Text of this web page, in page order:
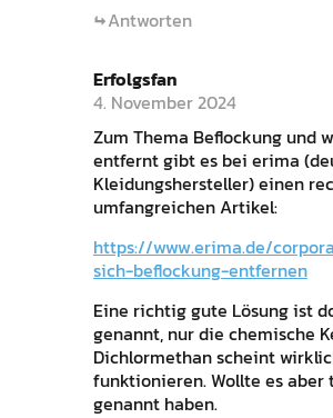
Antworten
Erfolgsfan
4. November 2024
Zum Thema Beflockung und
entfernt gibt es bei erima
Kleidungshersteller) einen
umfangreichen Artikel:
https://www.erima.de/
sich-beflockung-entfernen
Eine richtig gute Lösung ist
genannt, nur die chemische
Dichlormethan scheint
funktionieren. Wollte es aber
genannt haben.